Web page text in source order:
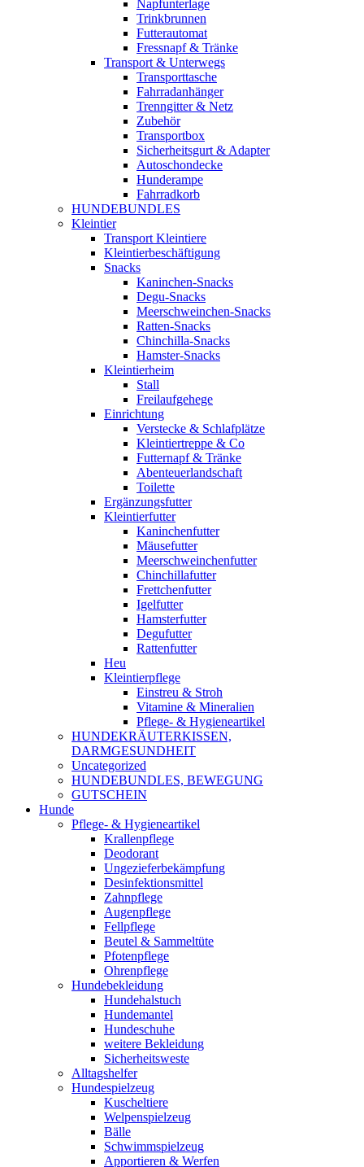
Napfunterlage
Trinkbrunnen
Futterautomat
Fressnapf & Tränke
Transport & Unterwegs
Transporttasche
Fahrradanhänger
Trenngitter & Netz
Zubehör
Transportbox
Sicherheitsgurt & Adapter
Autoschondecke
Hunderampe
Fahrradkorb
HUNDEBUNDLES
Kleintier
Transport Kleintiere
Kleintierbeschäftigung
Snacks
Kaninchen-Snacks
Degu-Snacks
Meerschweinchen-Snacks
Ratten-Snacks
Chinchilla-Snacks
Hamster-Snacks
Kleintierheim
Stall
Freilaufgehege
Einrichtung
Verstecke & Schlafplätze
Kleintiertreppe & Co
Futternapf & Tränke
Abenteuerlandschaft
Toilette
Ergänzungsfutter
Kleintierfutter
Kaninchenfutter
Mäusefutter
Meerschweinchenfutter
Chinchillafutter
Frettchenfutter
Igelfutter
Hamsterfutter
Degufutter
Rattenfutter
Heu
Kleintierpflege
Einstreu & Stroh
Vitamine & Mineralien
Pflege- & Hygieneartikel
HUNDEKRÄUTERKISSEN,
DARMGESUNDHEIT
Uncategorized
HUNDEBUNDLES, BEWEGUNG
GUTSCHEIN
Hunde
Pflege- & Hygieneartikel
Krallenpflege
Deodorant
Ungezieferbekämpfung
Desinfektionsmittel
Zahnpflege
Augenpflege
Fellpflege
Beutel & Sammeltüte
Pfotenpflege
Ohrenpflege
Hundebekleidung
Hundehalstuch
Hundemantel
Hundeschuhe
weitere Bekleidung
Sicherheitsweste
Alltagshelfer
Hundespielzeug
Kuscheltiere
Welpenspielzeug
Bälle
Schwimmspielzeug
Apportieren & Werfen